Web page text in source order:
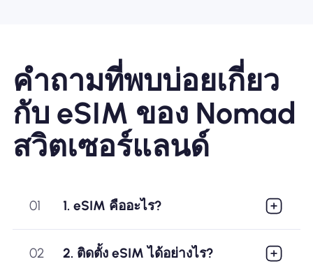
คำถามที่พบบ่อยเกี่ยว
กับ eSIM ของ Nomad
สวิตเซอร์แลนด์
01 1. eSIM คืออะไร?
02 2. ติดตั้ง eSIM ได้อย่างไร?